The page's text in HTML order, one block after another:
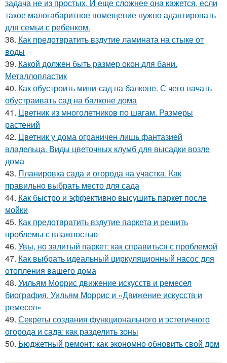
задача не из простых. И еще сложнее она кажется, если
такое малогабаритное помещение нужно адаптировать
для семьи с ребенком.
38. Как предотвратить вздутие ламината на стыке от
воды
39. Какой должен быть размер окон для бани.
Металлопластик
40. Как обустроить мини-сад на балконе. С чего начать
обустраивать сад на балконе дома
41. Цветник из многолетников по шагам. Размеры
растений
42. Цветник у дома ограничен лишь фантазией
владельца. Виды цветочных клумб для высадки возле
дома
43. Планировка сада и огорода на участка. Как
правильно выбрать место для сада
44. Как быстро и эффективно высушить паркет после
мойки
45. Как предотвратить вздутие паркета и решить
проблемы с влажностью
46. Увы, но залитый паркет: как справиться с проблемой
47. Как выбрать идеальный циркуляционный насос для
отопления вашего дома
48. Уильям Моррис движение искусств и ремесел
биография. Уильям Моррис и «Движение искусств и
ремесел»
49. Секреты создания функционального и эстетичного
огорода и сада: как разделить зоны
50. Бюджетный ремонт: как экономно обновить свой дом